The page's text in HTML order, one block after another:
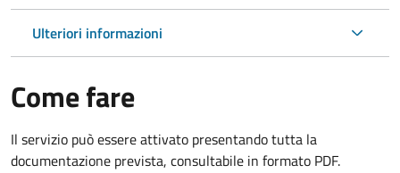
Ulteriori informazioni
Come fare
Il servizio può essere attivato presentando tutta la
documentazione prevista, consultabile in formato PDF.